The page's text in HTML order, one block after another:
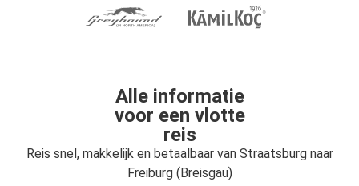
Alle informatie
voor een vlotte
reis
Reis snel, makkelijk en betaalbaar van Straatsburg naar
Freiburg (Breisgau)